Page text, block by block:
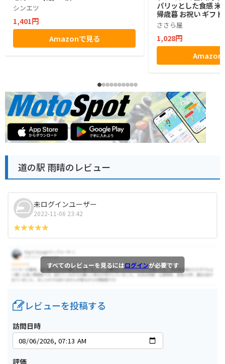
シンエツ
1,401円
Amazonで見る
パリッとした食感 米
帰歳暮 お祝い ギフ
物 贈答 (9枚)
ささら屋
1,028円
Amazon
道の駅 雨晴のレビュー
未ログインユーザー
2022-11-06 23:42
すべてのレビューを見るにはログインが必要です
レビューを投稿する
訪問日時
評価